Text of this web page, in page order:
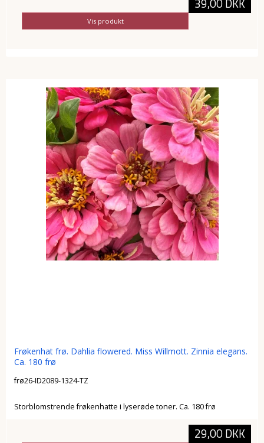
39,00 DKK
Vis produkt
Frøkenhat frø. Dahlia flowered. Miss Willmott. Zinnia elegans.
Ca. 180 frø
frø26-ID2089-1324-TZ
Storblomstrende frøkenhatte i lyserøde toner. Ca. 180 frø
29,00 DKK